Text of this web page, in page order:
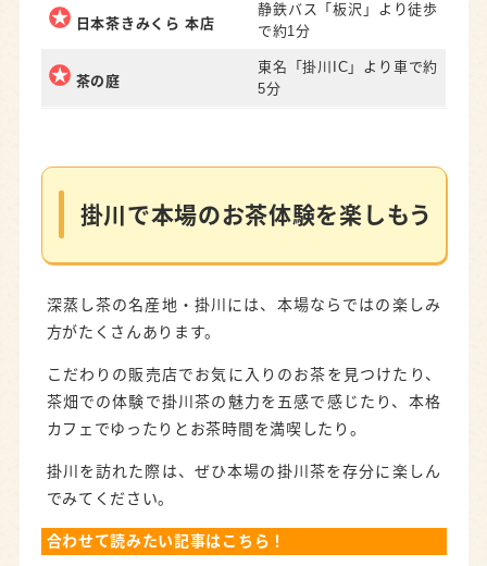
日本茶きみくら 本店
静鉄バス「板沢」より徒歩
で約1分
茶の庭
東名「掛川IC」より車で約
5分
掛川で本場のお茶体験を楽しもう
深蒸し茶の名産地・掛川には、本場ならではの楽しみ
方がたくさんあります。
こだわりの販売店でお気に入りのお茶を見つけたり、
茶畑での体験で掛川茶の魅力を五感で感じたり、本格
カフェでゆったりとお茶時間を満喫したり。
掛川を訪れた際は、ぜひ本場の掛川茶を存分に楽しん
でみてください。
合わせて読みたい記事はこちら！